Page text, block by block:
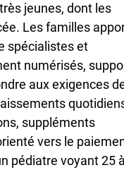
jeunes, dont les
Les familles
spécialistes et
numérisés,
aux exigences
suppléments
vers le
pédiatre voyant 25